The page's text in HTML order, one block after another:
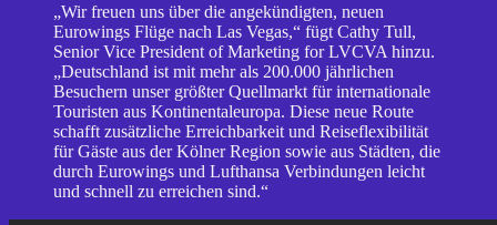
„Wir freuen uns über die angekündigten, neuen
Eurowings Flüge nach Las Vegas,“ fügt Cathy Tull,
Senior Vice President of Marketing for LVCVA hinzu.
„Deutschland ist mit mehr als 200.000 jährlichen
Besuchern unser größter Quellmarkt für internationale
Touristen aus Kontinentaleuropa. Diese neue Route
schafft zusätzliche Erreichbarkeit und Reiseflexibilität
für Gäste aus der Kölner Region sowie aus Städten, die
durch Eurowings und Lufthansa Verbindungen leicht
und schnell zu erreichen sind.“